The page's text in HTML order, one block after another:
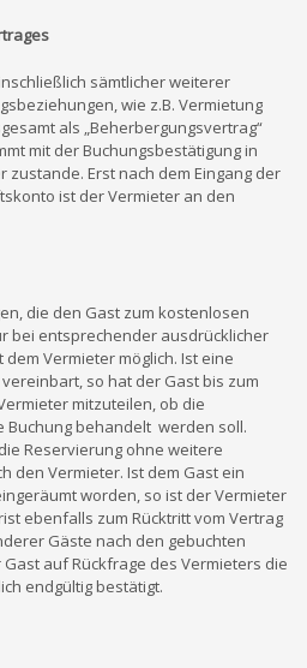
sämtlicher weiterer
wie z.B. Vermietung
als „Beherbergungsvertrag“
mit der Buchungsbestätigung in
Erst nach dem Eingang der
ist der Vermieter an den
die den Gast zum kostenlosen
bei entsprechender ausdrücklicher
Vermieter möglich. Ist eine
so hat der Gast bis zum
mitzuteilen, ob die
Buchung behandelt werden soll.
Reservierung ohne weitere
den Vermieter. Ist dem Gast ein
worden, so ist der Vermieter
ebenfalls zum Rücktritt vom Vertrag
Gäste nach den gebuchten
auf Rückfrage des Vermieters die
endgültig bestätigt.